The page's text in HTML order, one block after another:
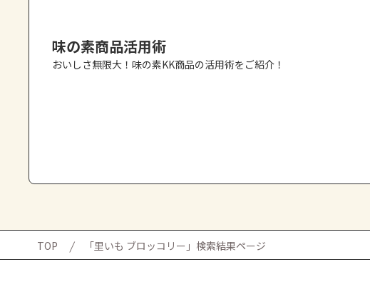
味の素商品活用術
おいしさ無限大！味の素KK商品の活用術をご紹介！
TOP 「里いも ブロッコリー」検索結果ページ